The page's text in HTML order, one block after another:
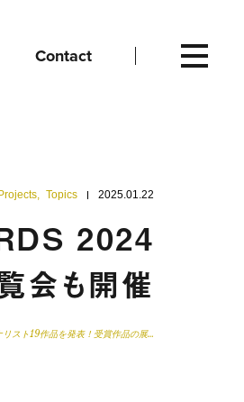
Contact
Projects, Topics 2025.01.22
2024
会も開催
スト19作品を発表！受賞作品の展…